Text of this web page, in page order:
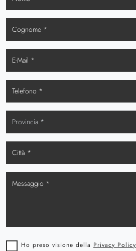
Ho preso visione della Privacy Policy